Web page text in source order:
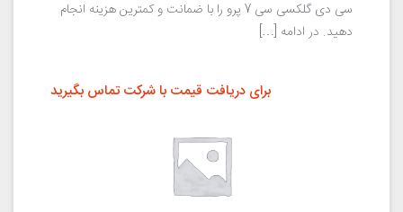
سی دی گلکسی سی 7 پرو را با ضمانت و کمترین هزینه انجام
دهید. در ادامه […]
برای دریافت قیمت با شرکت تماس بگیرید